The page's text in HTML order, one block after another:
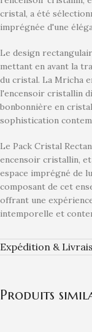
cristal, a été
imprégnée d'une
Le design
mettant en avant la
du cristal. La Mricha
l'encensoir cristallin
bonbonnière en
sophistication
Le Pack Cristal
encensoir cristallin,
espace imprégné de
composant de cet
offrant une
intemporelle et
Expédition &
Produits